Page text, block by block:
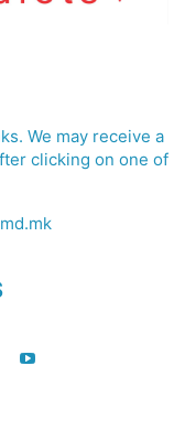
We may receive a
clicking on one of